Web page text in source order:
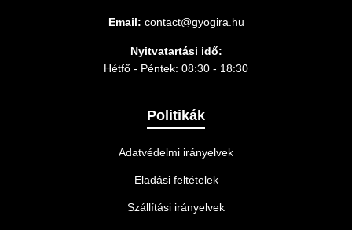
Email: contact@gyogira.hu
Nyitvatartási idő:
Hétfő - Péntek: 08:30 - 18:30
Politikák
Adatvédelmi irányelvek
Eladási feltételek
Szállítási irányelvek